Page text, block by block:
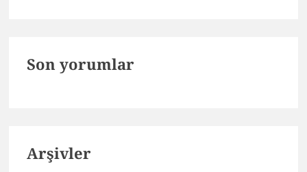
Son yorumlar
Arşivler